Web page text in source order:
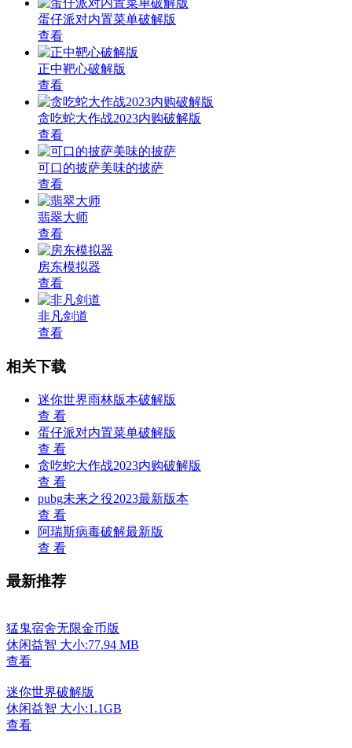
蛋仔派对内置菜单破解版
查看
正中靶心破解版
查看
贪吃蛇大作战2023内购破解版
查看
可口的披萨美味的披萨
查看
翡翠大师
查看
房东模拟器
查看
非凡剑道
查看
相关下载
迷你世界雨林版本破解版
查 看
蛋仔派对内置菜单破解版
查 看
贪吃蛇大作战2023内购破解版
查 看
pubg未来之役2023最新版本
查 看
阿瑞斯病毒破解最新版
查 看
最新推荐
猛鬼宿舍无限金币版
休闲益智 大小:77.94 MB
查看
迷你世界破解版
休闲益智 大小:1.1GB
查看